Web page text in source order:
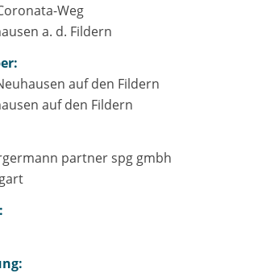
Weg
a. d. Fildern
auf den Fildern
auf den Fildern
partner spg gmbh